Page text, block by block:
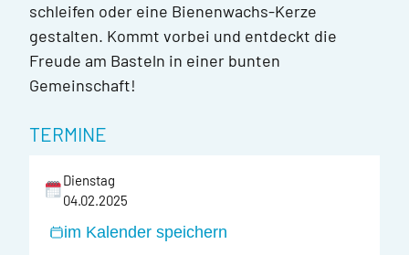
schleifen oder eine Bienenwachs-Kerze
gestalten. Kommt vorbei und entdeckt die
Freude am Basteln in einer bunten
Gemeinschaft!
TERMINE
Dienstag
04.02.2025
im Kalender speichern